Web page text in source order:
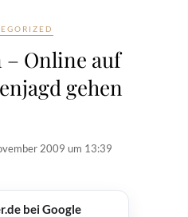
– Online auf
gehen
2009 um 13:39
bei Google